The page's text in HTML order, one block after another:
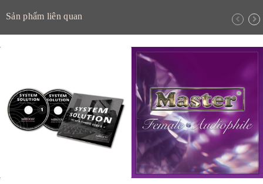
Sản phẩm liên quan